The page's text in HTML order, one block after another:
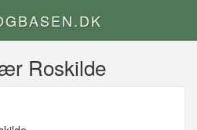
Roskilde